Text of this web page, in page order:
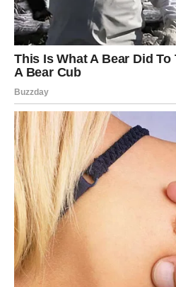
KAKO SE PRIPREMAJU?
U šerpu dodajte vodu i šećer i
margarin izrezan na kockice i
dok se ne otopi.
Sklonite posudu sa vatre i
sjeckane orahe. Ostavite da se
Polovinu pripremljene smjese
lista vafla. Na vrh stavite kremu
fil i prekrijte drugom polovinom
oblatnu grubom stranom prema